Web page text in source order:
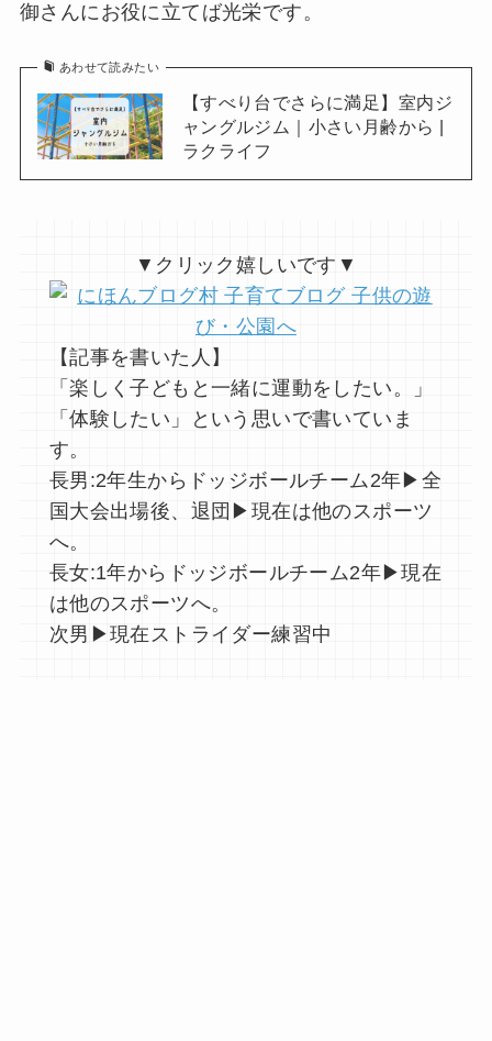
御さんにお役に立てば光栄です。
あわせて読みたい
【すべり台でさらに満足】室内ジ
ャングルジム｜小さい月齢から |
ラクライフ
▼クリック嬉しいです▼
【記事を書いた人】
「楽しく子どもと一緒に運動をしたい。」
「体験したい」という思いで書いていま
す。
長男:2年生からドッジボールチーム2年▶︎全
国大会出場後、退団▶︎現在は他のスポーツ
へ。
長女:1年からドッジボールチーム2年▶︎現在
は他のスポーツへ。
次男▶︎現在ストライダー練習中